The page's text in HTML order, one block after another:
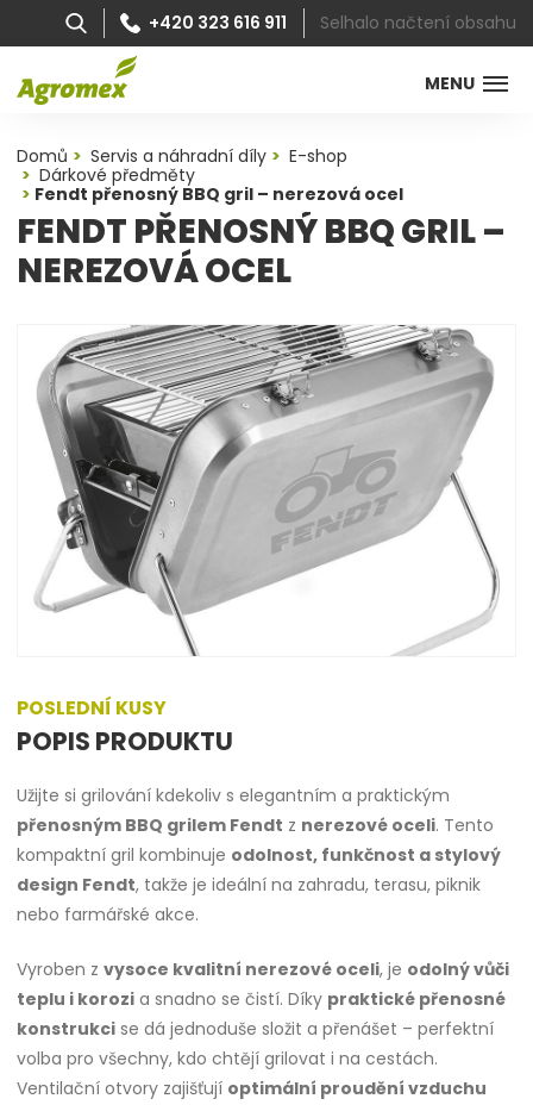
MENU
+420 323 616 911 Selhalo načtení obsahu
Domů Servis a náhradní díly
E-shop
Dárkové předměty
Fendt přenosný BBQ gril – nerezová ocel
FENDT PŘENOSNÝ BBQ GRIL –
NEREZOVÁ OCEL
POSLEDNÍ KUSY
POPIS PRODUKTU
Užijte si grilování kdekoliv s elegantním a praktickým
přenosným BBQ grilem Fendt z nerezové oceli. Tento
kompaktní gril kombinuje odolnost, funkčnost a stylový
design Fendt, takže je ideální na zahradu, terasu, piknik
nebo farmářské akce.
Vyroben z vysoce kvalitní nerezové oceli, je odolný vůči
teplu i korozi a snadno se čistí. Díky praktické přenosné
konstrukci se dá jednoduše složit a přenášet – perfektní
volba pro všechny, kdo chtějí grilovat i na cestách.
Ventilační otvory zajišťují optimální proudění vzduchu